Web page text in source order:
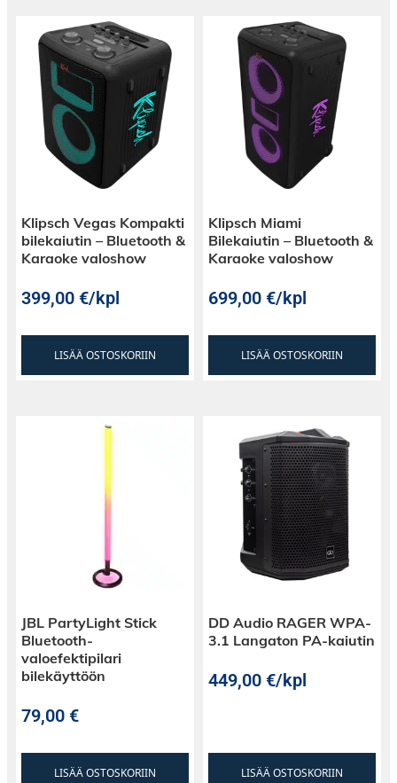
Klipsch Vegas Kompakti
bilekaiutin – Bluetooth &
Karaoke valoshow
399,00€/kpl
LISÄÄ OSTOSKORIIN
Klipsch Miami
Bilekaiutin – Bluetooth &
Karaoke valoshow
699,00€/kpl
LISÄÄ OSTOSKORIIN
JBL PartyLight Stick
Bluetooth-
valoefektipilari
bilekäyttöön
79,00€
LISÄÄ OSTOSKORIIN
DD Audio RAGER WPA-
3.1 Langaton PA-kaiutin
449,00€/kpl
LISÄÄ OSTOSKORIIN